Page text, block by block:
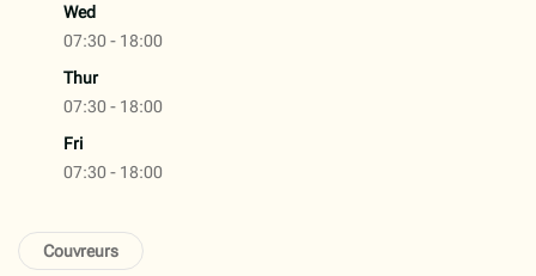
Wed
07:30 - 18:00
Thur
07:30 - 18:00
Fri
07:30 - 18:00
Couvreurs